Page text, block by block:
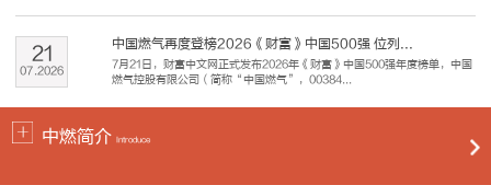
中国燃气再度登榜2026《财富》中国500强 位列...
7月21日，财富中文网正式发布2026年《财富》中国500强年度榜单，中国
燃气控股有限公司（简称“中国燃气”，00384...
07.2026
21
中燃简介 Introduce